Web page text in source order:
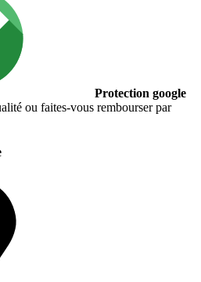
Protection google
ou faites-vous rembourser par